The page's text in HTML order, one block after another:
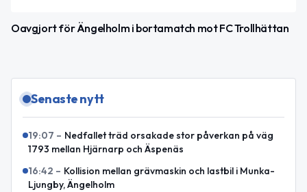
Oavgjort för Ängelholm i bortamatch mot FC Trollhättan
Senaste nytt
19:07 – Nedfallet träd orsakade stor påverkan på väg
1793 mellan Hjärnarp och Äspenäs
16:42 – Kollision mellan grävmaskin och lastbil i Munka-
Ljungby, Ängelholm